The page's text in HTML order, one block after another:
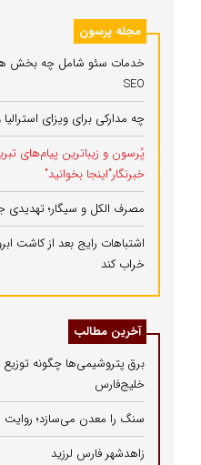
مجله پرسون
خدمات سئو شامل چه بخش
SEO
چه مدارکی برای ویزای استرالیا
پُرسون و زیباترین پیام‌های
خبرنگار"اینجا بخوانید"
مصرف الکل و سیگار؛
اشتباهات رایج بعد از کاشت
خراب کند
آخرین مطالب
برق پتروشیمی‌ها چگونه
خلیج‌فارس
سنگ را معدن می‌سازد؛ روایت
زاهدشهر فارس لرزید